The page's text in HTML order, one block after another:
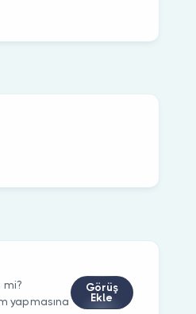
mi?
yapmasına
Görüş
Ekle